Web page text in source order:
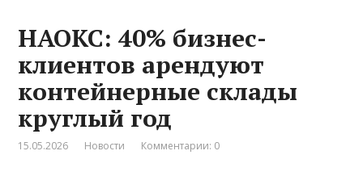
НАОКС: 40% бизнес-
клиентов арендуют
контейнерные склады
круглый год
15.05.2026 Новости Комментарии: 0